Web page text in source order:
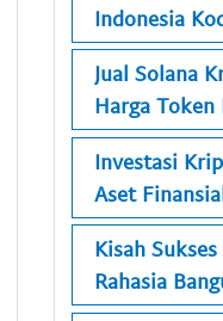
Indonesia
Jual Solana
Harga Token
Investasi
Aset
Kisah
Rahasia